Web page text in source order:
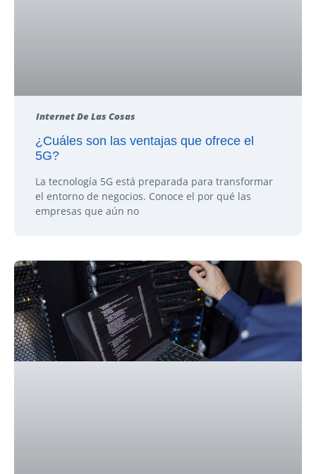
Internet De Las Cosas
¿Cuáles son las ventajas que ofrece el
5G?
La tecnología 5G está preparada para transformar
el entorno de negocios. Conoce el por qué las
empresas que aún no